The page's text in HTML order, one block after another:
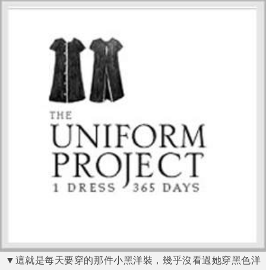
▼這就是每天要穿的那件小黑洋裝，幾乎沒看過她穿黑色洋